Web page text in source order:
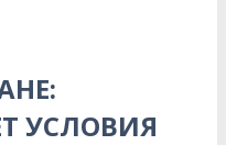
УСЛОВИЯ